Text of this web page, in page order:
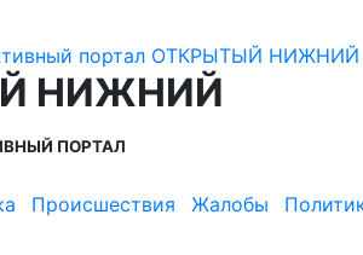
НИЖНИЙ
ПОРТАЛ
Происшествия Жалобы